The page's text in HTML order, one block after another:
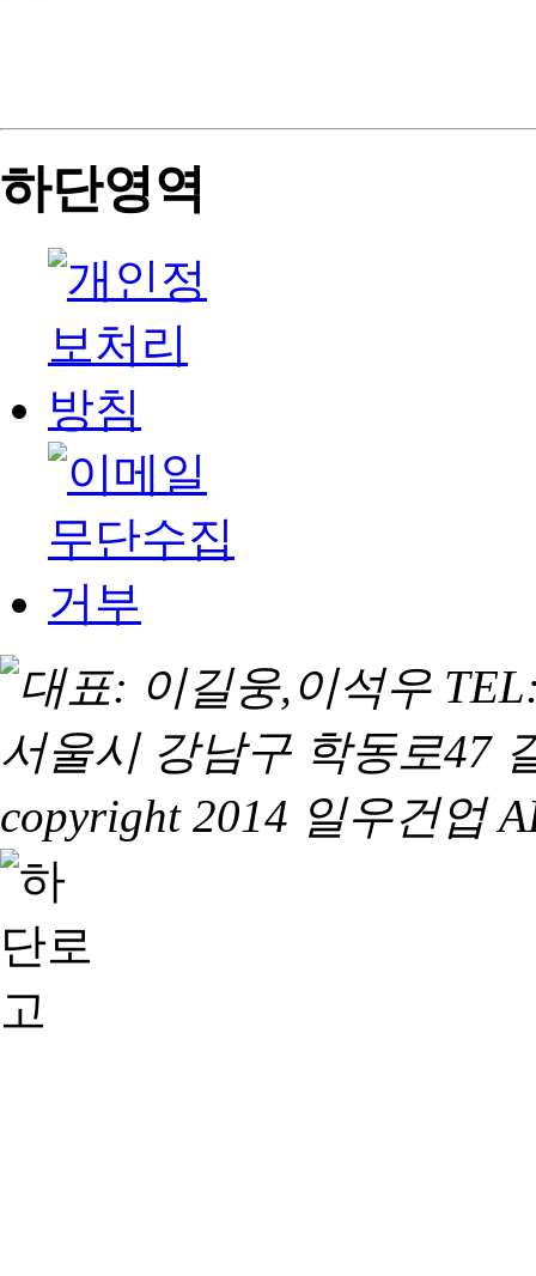
하단영역